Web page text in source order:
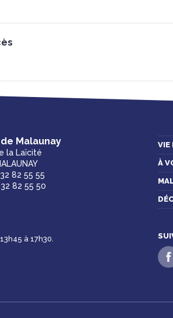
Malaunay
la Laïcité
82 55 55
32 82 55 50
à 17h30.
VIE
À